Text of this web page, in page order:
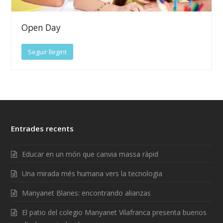
Open Day
Seguir llegint
Entrades recents
Educar en un món que canvia massa ràpid
Una mirada més humana vers la tecnologia
Manyanet Blanes: encontrando alianzas
El patio del colegio Manyanet Vilafranca presenta buenos